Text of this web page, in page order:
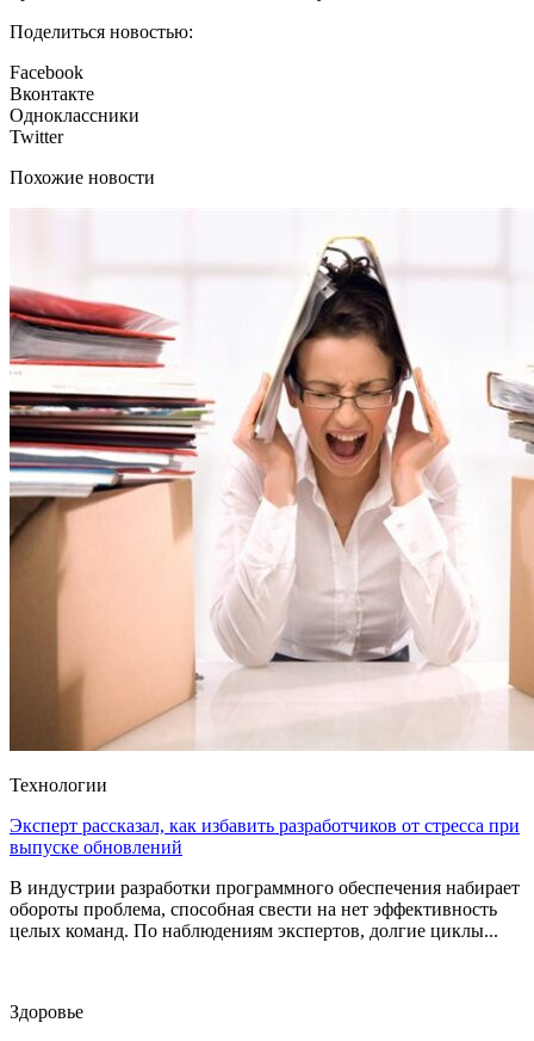
Поделиться новостью:
Facebook
Вконтакте
Одноклассники
Twitter
Похожие новости
Технологии
Эксперт рассказал, как избавить разработчиков от стресса при
выпуске обновлений
В индустрии разработки программного обеспечения набирает
обороты проблема, способная свести на нет эффективность
целых команд. По наблюдениям экспертов, долгие циклы...
Здоровье